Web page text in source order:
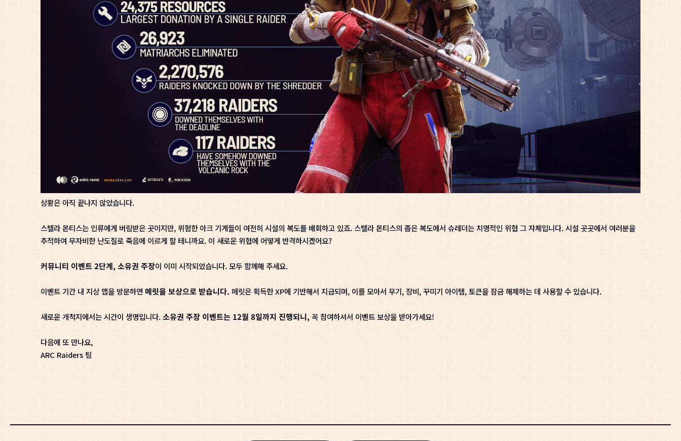
상황은 아직 끝나지 않았습니다.
스텔라 몬티스는 인류에게 버림받은 곳이지만, 위험한 아크 기계들이 여전히 시설의 복도를 배회하고 있죠. 스텔라 몬티스의 좁은 복도에서 슈레더는 치명적인 위협 그 자체입니다. 시설 곳곳에서 여러분을
추적하여 무자비한 난도질로 죽음에 이르게 할 테니까요. 이 새로운 위협에 어떻게 반격하시겠어요?
커뮤니티 이벤트 2단계, 소유권 주장이 이미 시작되었습니다. 모두 함께해 주세요.
이벤트 기간 내 지상 맵을 방문하면 메릿을 보상으로 받습니다. 메릿은 획득한 XP에 기반해서 지급되며, 이를 모아서 무기, 장비, 꾸미기 아이템, 토큰을 잠금 해제하는 데 사용할 수 있습니다.
새로운 개척지에서는 시간이 생명입니다.소유권 주장 이벤트는 12월 8일까지 진행되니, 꼭 참여하셔서 이벤트 보상을 받아가세요!
다음에 또 만나요,
ARC Raiders 팀